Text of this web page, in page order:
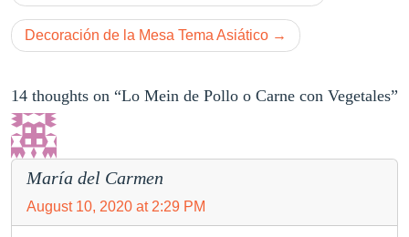
navigation
Decoración de la Mesa Tema Asiático
14 thoughts on “Lo Mein de Pollo o Carne con Vegetales”
María del Carmen
August 10, 2020 at 2:29 PM